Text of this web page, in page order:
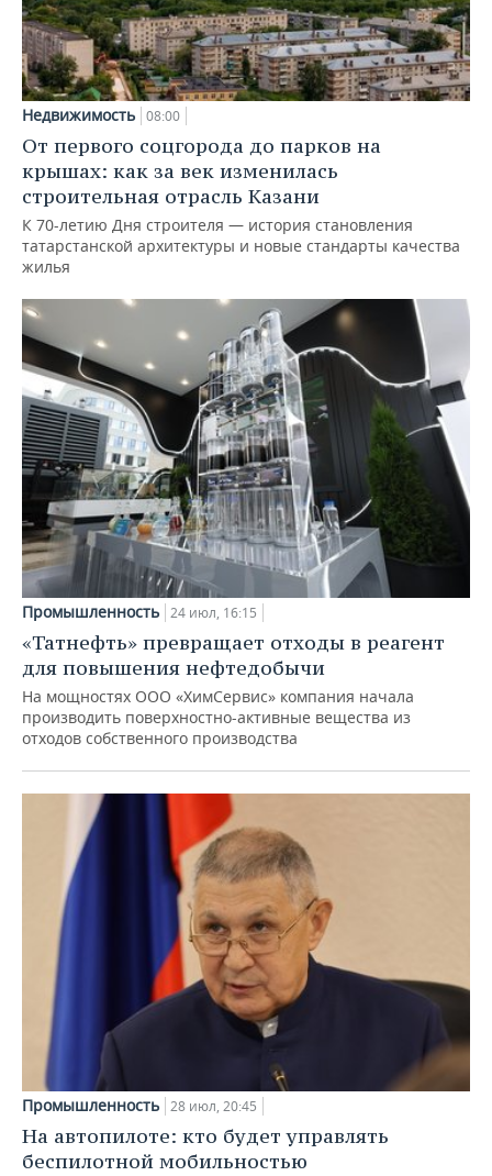
Недвижимость 08:00
От первого соцгорода до парков на
крышах: как за век изменилась
строительная отрасль Казани
К 70-летию Дня строителя — история становления
татарстанской архитектуры и новые стандарты качества
жилья
Промышленность 24 июл, 16:15
«Татнефть» превращает отходы в реагент
для повышения нефтедобычи
На мощностях ООО «ХимСервис» компания начала
производить поверхностно-активные вещества из
отходов собственного производства
Промышленность 28 июл, 20:45
На автопилоте: кто будет управлять
беспилотной мобильностью